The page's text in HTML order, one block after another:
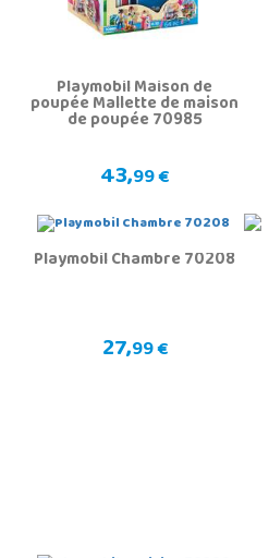
Playmobil Maison de
poupée Mallette de maison
de poupée 70985
43,99 €
Playmobil Chambre 70208
27,99 €